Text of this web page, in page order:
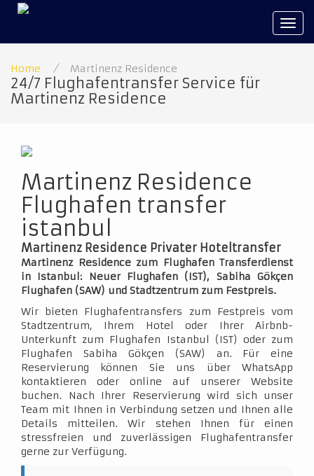
Home / Martinenz Residence
24/7 Flughafentransfer Service für
Martinenz Residence
Martinenz Residence
Flughafen transfer
istanbul
Martinenz Residence Privater Hoteltransfer
Martinenz Residence zum Flughafen Transferdienst
in Istanbul: Neuer Flughafen (IST), Sabiha Gökçen
Flughafen (SAW) und Stadtzentrum zum Festpreis.
Wir bieten Flughafentransfers zum Festpreis vom
Stadtzentrum, Ihrem Hotel oder Ihrer Airbnb-
Unterkunft zum Flughafen Istanbul (IST) oder zum
Flughafen Sabiha Gökçen (SAW) an. Für eine
Reservierung können Sie uns über WhatsApp
kontaktieren oder online auf unserer Website
buchen. Nach Ihrer Reservierung wird sich unser
Team mit Ihnen in Verbindung setzen und Ihnen alle
Details mitteilen. Wir stehen Ihnen für einen
stressfreien und zuverlässigen Flughafentransfer
gerne zur Verfügung.